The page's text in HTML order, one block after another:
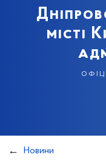
місті
Новини